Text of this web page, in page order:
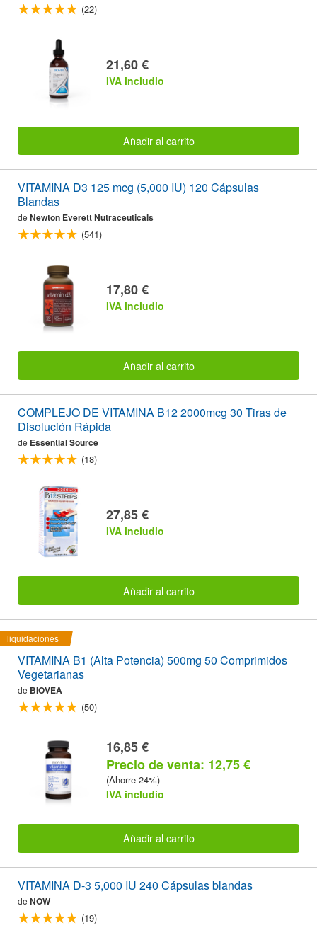
(22)
21,60 €
IVA includio
Añadir al carrito
VITAMINA D3 125 mcg (5,000 IU) 120 Cápsulas
Blandas
de Newton Everett Nutraceuticals
(541)
17,80 €
IVA includio
Añadir al carrito
COMPLEJO DE VITAMINA B12 2000mcg 30 Tiras de
Disolución Rápida
de Essential Source
(18)
27,85 €
IVA includio
Añadir al carrito
liquidaciones
VITAMINA B1 (Alta Potencia) 500mg 50 Comprimidos
Vegetarianas
de BIOVEA
(50)
16,85 €
Precio de venta: 12,75 €
(Ahorre 24%)
IVA includio
Añadir al carrito
VITAMINA D-3 5,000 IU 240 Cápsulas blandas
de NOW
(19)